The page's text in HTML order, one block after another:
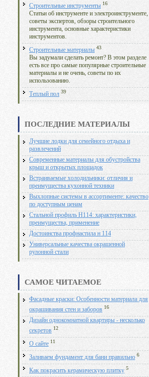
Строительные инструменты 16
Статьи об инструменте и электроинструменте,
советы экспертов, обзоры строительного
инструмента, основные характеристики
инструментов.
Строительные материалы 43
Вы задумали сделать ремонт? В этом разделе
есть все про самые популярные строительные
материалы и не очень, советы по их
использованию.
Теплый пол 39
ПОСЛЕДНИЕ МАТЕРИАЛЫ
Лучшие лодки для семейного отдыха и
развлечений
Современные материалы для обустройства
крыш и открытых площадок
Встраиваемые холодильники: отличия и
преимущества кухонной техники
Выхлопные системы в ассортименте: качество
по доступным ценам
Стальной профиль Н114: характеристики,
преимущества, применение
Достоинства профнастила н 114
Универсальные качества окрашенной
рулонной стали
САМОЕ ЧИТАЕМОЕ
Фасадные краски: Особенности материала для
окрашивания стен и заборов 16
Дизайн однокомнатной квартиры - несколько
секретов 12
О сайте 11
Заливаем фундамент для бани правильно 6
Как покрасить керамическую плитку 5